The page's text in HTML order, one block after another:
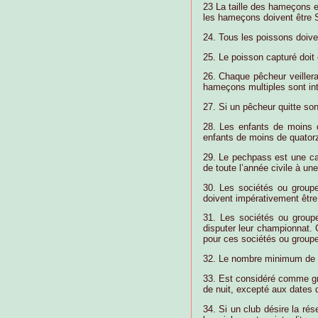
23 La taille des hameçons
les hameçons doivent être
24. Tous les poissons
25. Le poisson capturé doit
26. Chaque pêcheur
hameçons multiples sont
27. Si un pêcheur quitte
28. Les enfants de moins
enfants de moins de
29. Le pechpass est une
de toute l’année civile à
30. Les sociétés ou
doivent impérativement
31. Les sociétés ou
disputer leur championnat.
pour ces sociétés ou
32. Le nombre minimum
33. Est considéré comme
de nuit, excepté aux dates
34. Si un club désire la